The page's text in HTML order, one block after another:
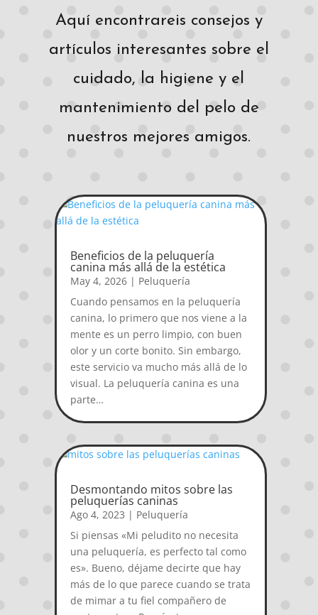
Aquí encontrareis consejos y
artículos interesantes sobre el
cuidado, la higiene y el
mantenimiento del pelo de
nuestros mejores amigos.
Beneficios de la peluquería
canina más allá de la estética
May 4, 2026| Peluquería
Cuando pensamos en la peluquería
canina, lo primero que nos viene a la
mente es un perro limpio, con buen
olor y un corte bonito. Sin embargo,
este servicio va mucho más allá de lo
visual. La peluquería canina es una
parte…
Desmontando mitos sobre las
peluquerías caninas
Ago 4, 2023 | Peluquería
Si piensas «Mi peludito no necesita
una peluquería, es perfecto tal como
es». Bueno, déjame decirte que hay
más de lo que parece cuando se trata
de mimar a tu fiel compañero de